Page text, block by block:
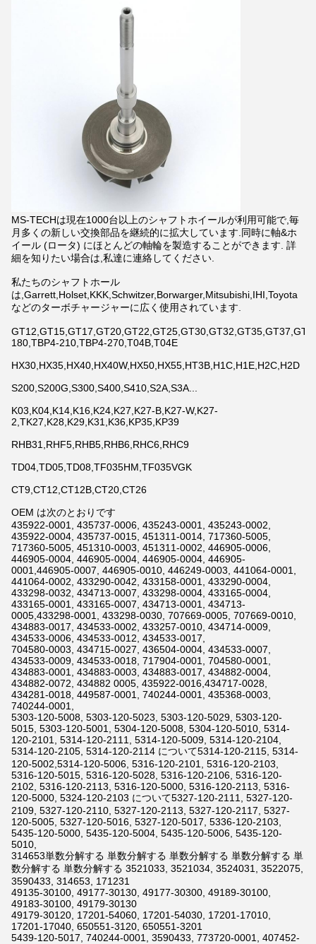
MS-TECHは現在1000台以上のシャフトホイールが利用可能で,毎
月多くの新しい交換部品を継続的に拡大しています.同時に軸&ホ
イール (ロータ) にほとんどの軸輪を製造することができます. 詳
細を知りたい場合は,私達に連絡してください.
私たちのシャフトホール
は,Garrett,Holset,KKK,Schwitzer,Borwarger,Mitsubishi,IHI,Toyota
などのターボチャージャーに広く使用されています.
180,TBP4-210,TBP4-270,T04B,T04E
HX30,HX35,HX40,HX40W,HX50,HX55,HT3B,H1C,H1E,H2C,H2D
S200,S200G,S300,S400,S410,S2A,S3A...
K03,K04,K14,K16,K24,K27,K27-B,K27-W,K27-
2,TK27,K28,K29,K31,K36,KP35,KP39
RHB31,RHF5,RHB5,RHB6,RHC6,RHC9
TD04,TD05,TD08,TF035HM,TF035VGK
CT9,CT12,CT12B,CT20,CT26
OEM は次のとおりです
435922-0001, 435737-0006, 435243-0001, 435243-0002,
435922-0004, 435737-0015, 451311-0014, 717360-5005,
717360-5005, 451310-0003, 451311-0002, 446905-0006,
446905-0004, 446905-0004, 446905-0004, 446905-
0001,446905-0007, 446905-0010, 446249-0003, 441064-0001,
441064-0002, 433290-0042, 433158-0001, 433290-0004,
433298-0032, 434713-0007, 433298-0004, 433165-0004,
433165-0001, 433165-0007, 434713-0001, 434713-
0005,433298-0001, 433298-0030, 707669-0005, 707669-0010,
434883-0017, 434533-0002, 433257-0010, 434714-0009,
434533-0006, 434533-0012, 434533-0017,
704580-0003, 434715-0027, 436504-0004, 434533-0007,
434533-0009, 434533-0018, 717904-0001, 704580-0001,
434883-0001, 434883-0003, 434883-0017, 434882-0004,
434882-0072, 434882 0005, 435922-0016,434717-0028,
434281-0018, 449587-0001, 740244-0001, 435368-0003,
740244-0001,
5303-120-5008, 5303-120-5023, 5303-120-5029, 5303-120-
5015, 5303-120-5001, 5304-120-5008, 5304-120-5010, 5314-
120-2101, 5314-120-2111, 5314-120-5009, 5314-120-2104,
5314-120-2105, 5314-120-2114 について5314-120-2115, 5314-
120-5002,5314-120-5006, 5316-120-2101, 5316-120-2103,
5316-120-5015, 5316-120-5028, 5316-120-2106, 5316-120-
2102, 5316-120-2113, 5316-120-5000, 5316-120-2113, 5316-
120-5000, 5324-120-2103 について5327-120-2111, 5327-120-
2109, 5327-120-2110, 5327-120-2113, 5327-120-2117, 5327-
120-5005, 5327-120-5016, 5327-120-5017, 5336-120-2103,
5435-120-5000, 5435-120-5004, 5435-120-5006, 5435-120-
5010,
314653単数分解する 単数分解する 単数分解する 単数分解する 単
数分解する 単数分解する 3521033, 3521034, 3524031, 3522075,
3590433, 314653, 171231
49135-30100, 49177-30130, 49177-30300, 49189-30100,
49183-30100, 49179-30130
49179-30120, 17201-54060, 17201-54030, 17201-17010,
17201-17040, 650551-3120, 650551-3201
5439-120-5017, 740244-0001, 3590433, 773720-0001, 407452-